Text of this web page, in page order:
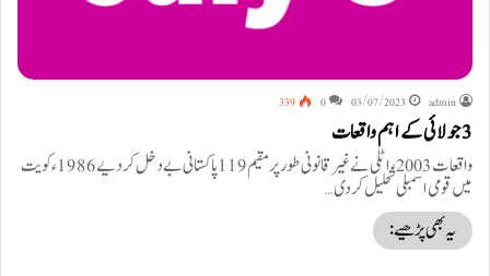
admin
03/07/2023
0
339
3 جولائی کے اہم واقعات
واقعات 2003ء اٹلی نے غیر قانونی طور پر مقیم 119پاکستانی بے دخل کردیے 1986ء کویت
میں قومی اسمبلی تحلیل کردی…
یہ بھی پڑھیے: